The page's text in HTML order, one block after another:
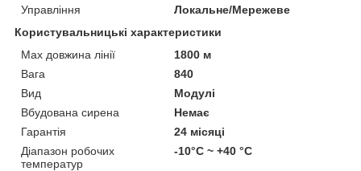
Управління
Локальне/Мережеве
Користувальницькі характеристики
Max довжина лінії
1800 м
Вага
840
Вид
Модулі
Вбудована сирена
Немає
Гарантія
24 місяці
Діапазон робочих
температур
-10°С ~ +40 °С